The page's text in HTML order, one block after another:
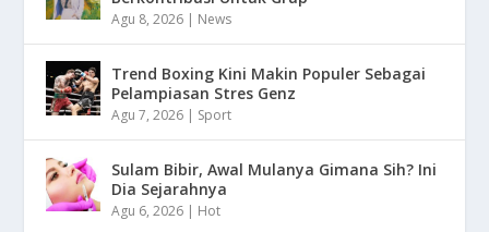
Agu 8, 2026 | News
Trend Boxing Kini Makin Populer Sebagai
Pelampiasan Stres Genz
Agu 7, 2026 | Sport
Sulam Bibir, Awal Mulanya Gimana Sih? Ini
Dia Sejarahnya
Agu 6, 2026 | Hot